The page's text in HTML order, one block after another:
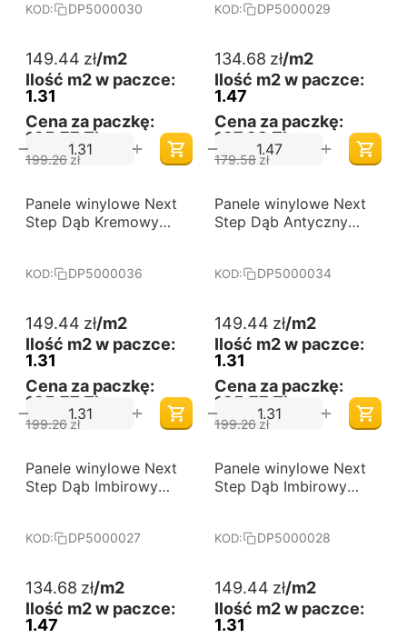
KOD: DP5000030
149.44 zł/m2
Ilość m2 w paczce:
1.31
Cena za paczkę:
195,77 Zł
199.26 zł
+
−
KOD: DP5000029
134.68 zł/m2
Ilość m2 w paczce:
1.47
Cena za paczkę:
197,98 Zł
179.58zł
+
−
-25%
Darmowa dostawa
od 60 m2
Panele winylowe Next
Step Dąb Kremowy
KOD: DP5000036
149.44 zł/m2
Ilość m2 w paczce:
1.31
Cena za paczkę:
195,77 Zł
199.26 zł
+
−
-25%
Darmowa dostawa
od 60 m2
Panele winylowe Next
Step Dąb Antyczny
KOD: DP5000034
149.44 zł/m2
Ilość m2 w paczce:
1.31
Cena za paczkę:
195,77 Zł
199.26 zł
+
−
-25%
Darmowa dostawa
od 60 m2
Panele winylowe Next
Step Dąb Imbirowy
KOD: DP5000027
134.68 zł/m2
Ilość m2 w paczce:
1.47
-25%
Darmowa dostawa
od 60 m2
Panele winylowe Next
Step Dąb Imbirowy
KOD: DP5000028
149.44 zł/m2
Ilość m2 w paczce:
1.31